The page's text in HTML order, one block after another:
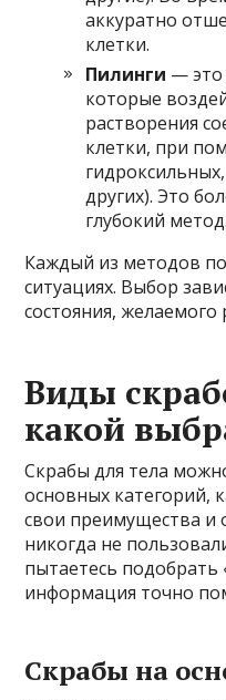
аккуратно
клетки.
Пилинги — это
которые
растворения
клетки, при
других). Это
глубокий метод.
Каждый из методов
ситуациях. Выбор
состояния, желаемого
Виды
какой
Скрабы для тела
основных категорий,
свои преимущества и
никогда не
пытаетесь подобрать
информация точно
Скрабы на